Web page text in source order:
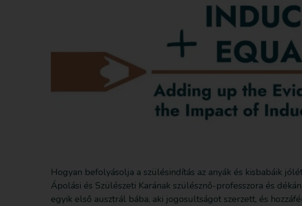
Hogyan befolyásolja a szülésindítás az anyák és kisbabáik
Ápolási és Szülészeti Karának szülésznő-professzora és
egyik első ausztrál bába, aki jogosultságot szerzett, és